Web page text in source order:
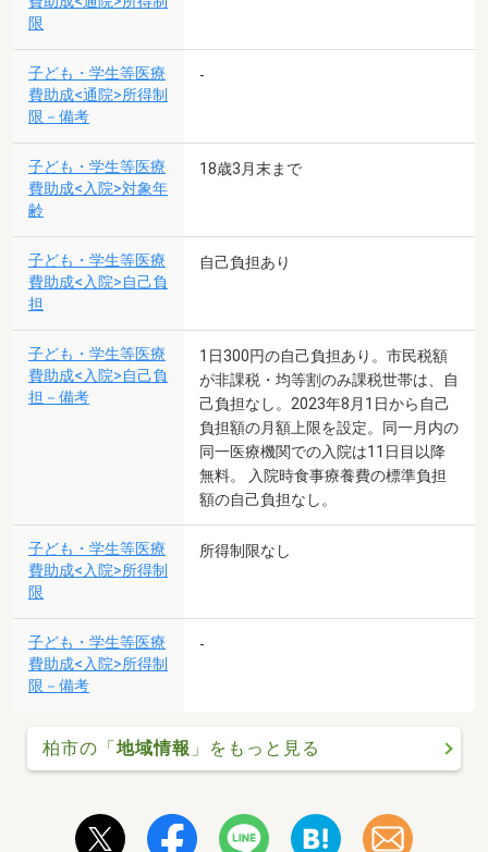
限
子ども・学生等医療
費助成<通院>所得制
限－備考
-
子ども・学生等医療
費助成<入院>対象年
齢
18歳3月末まで
子ども・学生等医療
費助成<入院>自己負
担
自己負担あり
子ども・学生等医療
費助成<入院>自己負
担－備考
1日300円の自己負担あり。市民税額
が非課税・均等割のみ課税世帯は、自
己負担なし。2023年8月1日から自己
負担額の月額上限を設定。同一月内の
同一医療機関での入院は11日目以降
無料。 入院時食事療養費の標準負担
額の自己負担なし。
子ども・学生等医療
費助成<入院>所得制
限
所得制限なし
子ども・学生等医療
費助成<入院>所得制
限－備考
-
柏市の「地域情報 」をもっと見る